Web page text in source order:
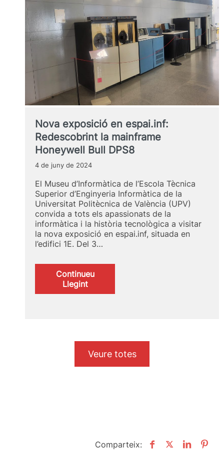
Nova exposició en espai.inf:
Redescobrint la mainframe
Honeywell Bull DPS8
4 de juny de 2024
El Museu d’Informàtica de l’Escola Tècnica
Superior d’Enginyeria Informàtica de la
Universitat Politècnica de València (UPV)
convida a tots els apassionats de la
informàtica i la història tecnològica a visitar
la nova exposició en espai.inf, situada en
l’edifici 1E. Del 3…
Continueu
Llegint:
Nova
la
mainframe
Veure totes
Comparteix: